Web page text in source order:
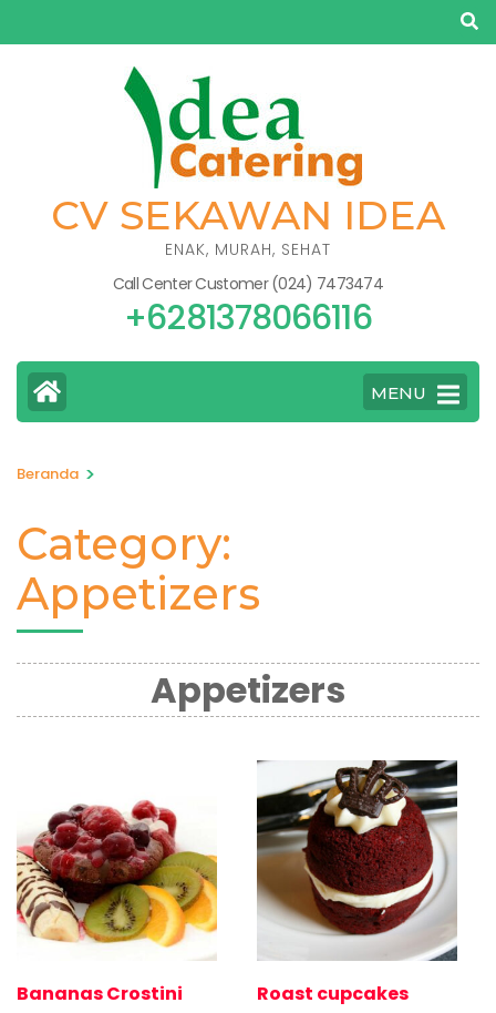
ke
CV SEKAWAN IDEA
ENAK, MURAH, SEHAT
Call Center Customer (024) 7473474
+6281378066116
MENU
Beranda >
Category:
Appetizers
Appetizers
Bananas Crostini
Roast cupcakes